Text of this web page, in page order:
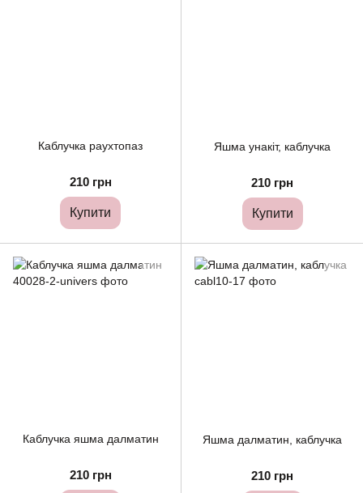
Каблучка раухтопаз
210 грн
Купити
Яшма унакіт, каблучка
210 грн
Купити
Каблучка яшма далматин
210 грн
Яшма далматин, каблучка
210 грн